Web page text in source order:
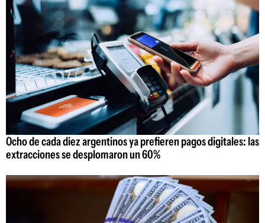
Ocho de cada diez argentinos ya prefieren pagos digitales: las
extracciones se desplomaron un 60%